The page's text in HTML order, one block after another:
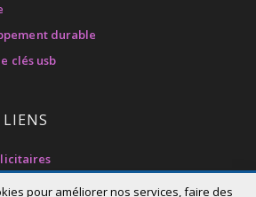
durable
clés usb
pour améliorer nos services, faire des